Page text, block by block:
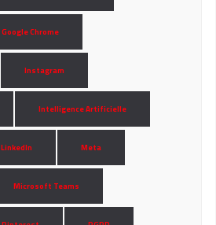
Google Chrome
Instagram
Intelligence Artificielle
LinkedIn Meta
Microsoft Teams